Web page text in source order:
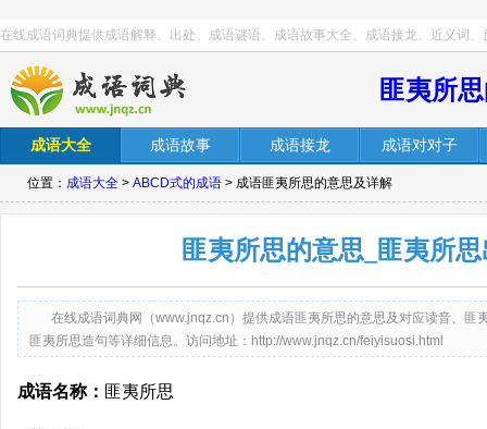
在线成语词典提供成语解释、出处、成语谜语、成语故事大全、成语接龙、近义词、
匪夷所
成语大全 成语故事 成语接龙 成语对对子
位置： 成语大全 > ABCD式的成语 > 成语匪夷所思的意思及详解
匪夷所思的意思_匪夷所
在线成语词典网（www.jnqz.cn）提供成语匪夷所思的意思及对应读音、匪
匪夷所思造句等详细信息。访问地址：http://www.jnqz.cn/feiyisuosi.html
成语名称： 匪夷所思